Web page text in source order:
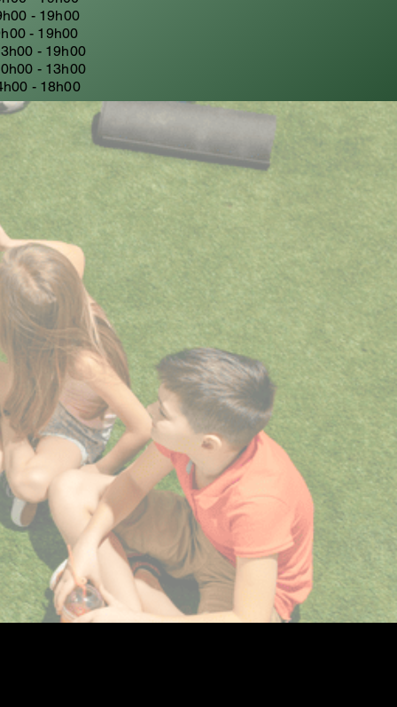
- 19h00
- 19h00
- 19h00
- 13h00
18h00